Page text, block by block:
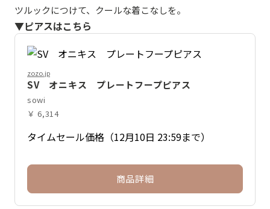
ツルックにつけて、クールな着こなしを。
▼ピアスはこちら
zozo.jp
SV オニキス プレートフープピアス
sowi
￥ 6,314
タイムセール価格（12月10日 23:59まで）
商品詳細